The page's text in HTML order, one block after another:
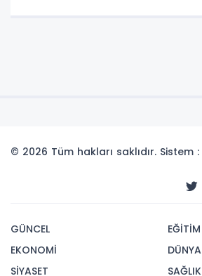
© 2026 Tüm hakları saklıdır. Sistem :
GÜNCEL
EKONOMİ
SİYASET
EĞİTİM
DÜNYA
SAĞLIK